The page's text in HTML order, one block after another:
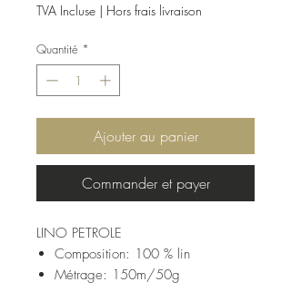
TVA Incluse | Hors frais livraison
Quantité *
Ajouter au panier
Commander et payer
LINO PETROLE
Composition: 100 % lin
Métrage: 150m/50g